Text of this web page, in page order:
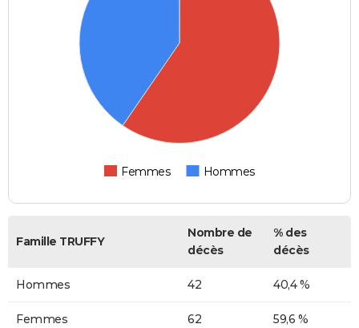
Femmes Hommes
Famille TRUFFY
Nombre de
décès
% des
décès
Hommes 42 40,4 %
Femmes 62 59,6 %